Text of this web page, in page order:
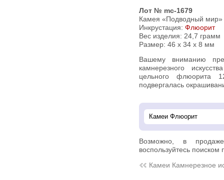
Лот № mc-1679
Камея «Подводный мир»
Инкрустация: Флюорит
Вес изделия: 24,7 грамм
Размер: 46 х 34 х 8 мм
Вашему вниманию предлагается замечательный образец
камнерезного
цельного флюорита
подвергалась
Возможно, в
воспользуйтесь поиском
Камеи Камнерезное